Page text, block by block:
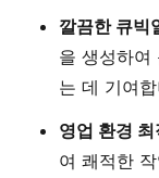
깔끔한 큐빅
을 생성하여
는 데 기여
영업 환경
여 쾌적한